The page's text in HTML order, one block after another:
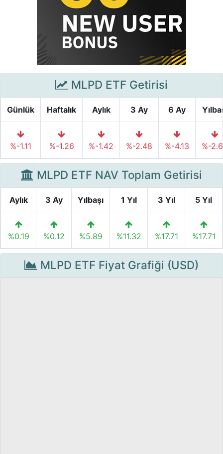
MLPD ETF Getirisi
Günlük Haftalık Aylık 3 Ay 6 Ay
%-1.11 %-1.26 %-1.42 %-2.48 %-4.13 %-
MLPD ETF NAV Toplam Getirisi
Aylık 3 Ay Yılbaşı 1 Yıl 3 Yıl 5 Yıl
%0.19 %0.12 %5.89 %11.32 %17.71 %17.71
MLPD ETF Fiyat Grafiği (USD)